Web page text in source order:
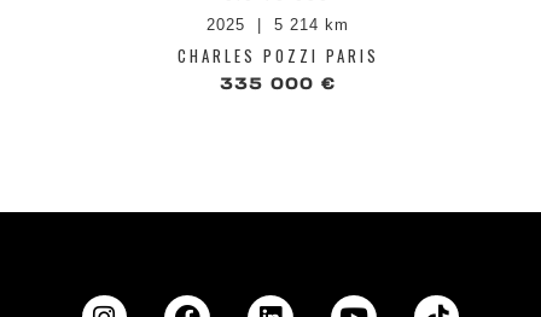
2025 5 214 km
CHARLES POZZI PARIS
335 000 €